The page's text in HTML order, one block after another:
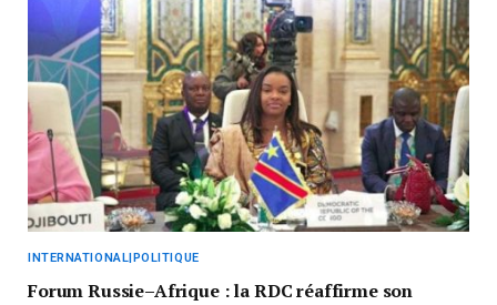
INTERNATIONAL|POLITIQUE
Forum Russie–Afrique : la RDC réaffirme son